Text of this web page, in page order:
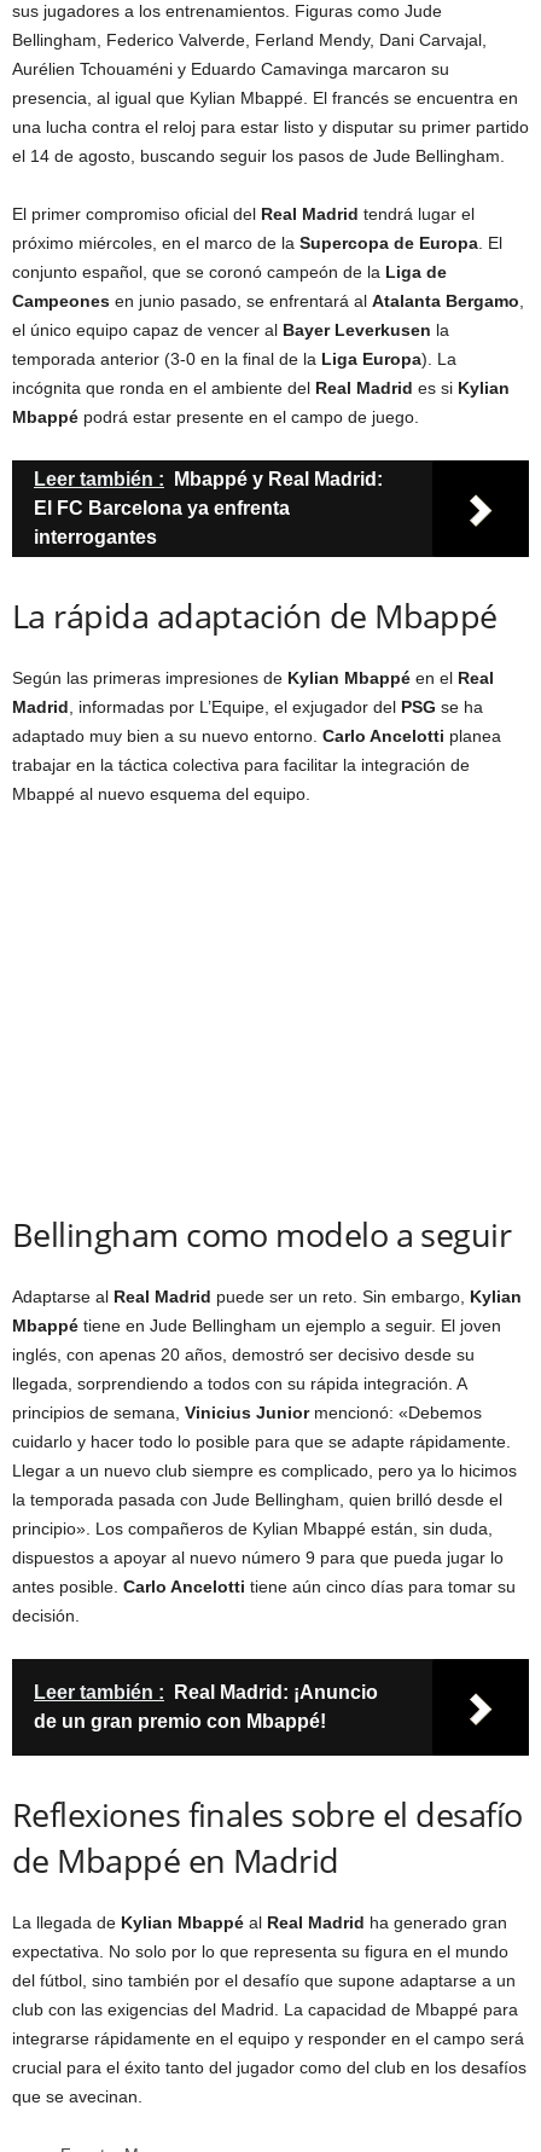
sus jugadores a los entrenamientos. Figuras como Jude
Bellingham, Federico Valverde, Ferland Mendy, Dani Carvajal,
Aurélien Tchouaméni y Eduardo Camavinga marcaron su
presencia, al igual que Kylian Mbappé. El francés se encuentra en
una lucha contra el reloj para estar listo y disputar su primer partido
el 14 de agosto, buscando seguir los pasos de Jude Bellingham.
El primer compromiso oficial del Real Madrid tendrá lugar el
próximo miércoles, en el marco de la Supercopa de Europa. El
conjunto español, que se coronó campeón de la Liga de
Campeones en junio pasado, se enfrentará al Atalanta Bergamo,
el único equipo capaz de vencer al Bayer Leverkusen la
temporada anterior (3-0 en la final de la Liga Europa). La
incógnita que ronda en el ambiente del Real Madrid es si Kylian
Mbappé podrá estar presente en el campo de juego.
Leer también :
Mbappé y Real Madrid:
El FC Barcelona ya enfrenta
interrogantes
La rápida adaptación de Mbappé
Según las primeras impresiones de Kylian Mbappé en el Real
Madrid, informadas por L’Equipe, el exjugador del PSG se ha
adaptado muy bien a su nuevo entorno. Carlo Ancelotti planea
trabajar en la táctica colectiva para facilitar la integración de
Mbappé al nuevo esquema del equipo.
Bellingham como modelo a seguir
Adaptarse al Real Madrid puede ser un reto. Sin embargo, Kylian
Mbappé tiene en Jude Bellingham un ejemplo a seguir. El joven
inglés, con apenas 20 años, demostró ser decisivo desde su
llegada, sorprendiendo a todos con su rápida integración. A
principios de semana, Vinicius Juniormencionó: «Debemos
cuidarlo y hacer todo lo posible para que se adapte rápidamente.
Llegar a un nuevo club siempre es complicado, pero ya lo hicimos
la temporada pasada con Jude Bellingham, quien brilló desde el
principio». Los compañeros de Kylian Mbappé están, sin duda,
dispuestos a apoyar al nuevo número 9 para que pueda jugar lo
antes posible. Carlo Ancelotti tiene aún cinco días para tomar su
decisión.
Leer también :
Real Madrid: ¡Anuncio
de un gran premio con Mbappé!
Reflexiones finales sobre el desafío
de Mbappé en Madrid
La llegada de Kylian Mbappé al Real Madrid ha generado gran
expectativa. No solo por lo que representa su figura en el mundo
del fútbol, sino también por el desafío que supone adaptarse a un
club con las exigencias del Madrid. La capacidad de Mbappé para
integrarse rápidamente en el equipo y responder en el campo será
crucial para el éxito tanto del jugador como del club en los desafíos
que se avecinan.